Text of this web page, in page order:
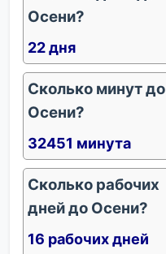
Осени?
22 дня
Сколько минут до
Осени?
32451 минута
Сколько рабочих
дней до Осени?
16 рабочих дней